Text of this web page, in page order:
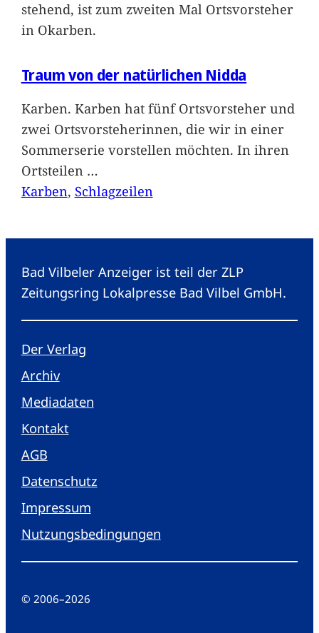
stehend, ist zum zweiten Mal Ortsvorsteher
in Okarben.
Traum von der natürlichen Nidda
Karben. Karben hat fünf Ortsvorsteher und
zwei Ortsvorsteherinnen, die wir in einer
Sommerserie vorstellen möchten. In ihren
Ortsteilen …
Karben, Schlagzeilen
Bad Vilbeler Anzeiger ist teil der ZLP
Zeitungsring Lokalpresse Bad Vilbel GmbH.
Der Verlag
Archiv
Mediadaten
Kontakt
AGB
Datenschutz
Impressum
Nutzungsbedingungen
© 2006–2026